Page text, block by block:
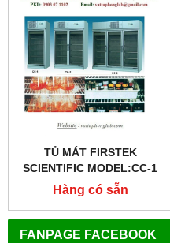
FANPAGE FACEBOOK
TỦ MÁT FIRSTEK
SCIENTIFIC MODEL:CC-1
Hàng có sẵn